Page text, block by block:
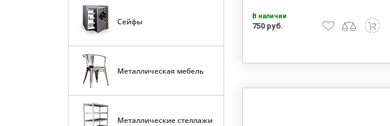
Сейфы
Металлическая мебель
Металлические стеллажи
В наличии
750 руб.